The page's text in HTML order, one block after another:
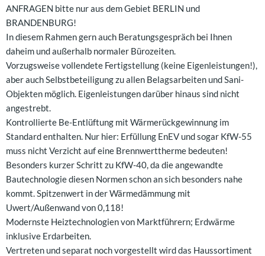
ANFRAGEN bitte nur aus dem Gebiet BERLIN und
BRANDENBURG!
In diesem Rahmen gern auch Beratungsgespräch bei Ihnen
daheim und außerhalb normaler Bürozeiten.
Vorzugsweise vollendete Fertigstellung (keine Eigenleistungen!),
aber auch Selbstbeteiligung zu allen Belagsarbeiten und Sani-
Objekten möglich. Eigenleistungen darüber hinaus sind nicht
angestrebt.
Kontrollierte Be-Entlüftung mit Wärmerückgewinnung im
Standard enthalten. Nur hier: Erfüllung EnEV und sogar KfW-55
muss nicht Verzicht auf eine Brennwerttherme bedeuten!
Besonders kurzer Schritt zu KfW-40, da die angewandte
Bautechnologie diesen Normen schon an sich besonders nahe
kommt. Spitzenwert in der Wärmedämmung mit
Uwert/Außenwand von 0,118!
Modernste Heiztechnologien von Marktführern; Erdwärme
inklusive Erdarbeiten.
Vertreten und separat noch vorgestellt wird das Haussortiment